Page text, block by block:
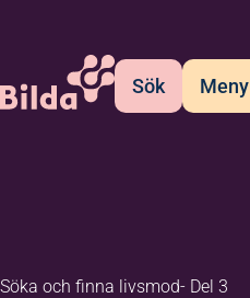
Sök Meny
Söka och finna livsmod- Del 3